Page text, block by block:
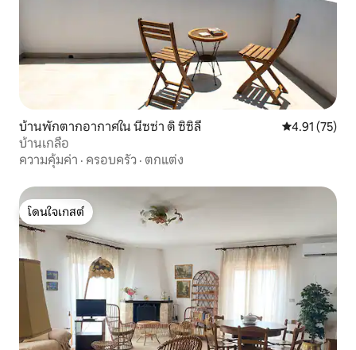
บ้านพักตากอากาศใน นีซซ่า ดิ ซิซิลี คะแนนเฉลี่ย
4.91 (75)
บ้านเกลือ
ความคุ้มค่า · ครอบครัว · ตกแต่ง
โดนใจเกสต์
โดนใจเกสต์